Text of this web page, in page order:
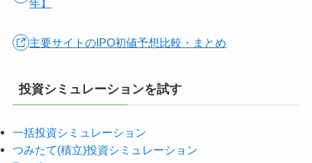
年】
主要サイトのIPO初値予想比較・まとめ
投資シミュレーションを試す
一括投資シミュレーション
つみたて(積立)投資シミュレーション